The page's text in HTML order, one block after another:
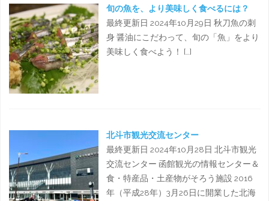
旬の魚を、より美味しく食べるには？
最終更新日 2024年10月29日 秋刀魚の刺
身 醤油にこだわって、旬の「魚」をより
美味しく食べよう！ […]
北斗市観光交流センター
最終更新日 2024年10月28日 北斗市観光
交流センター 函館観光の情報センター＆
食・特産品・土産物がそろう施設 2016
年（平成28年）3月26日に開業した北海